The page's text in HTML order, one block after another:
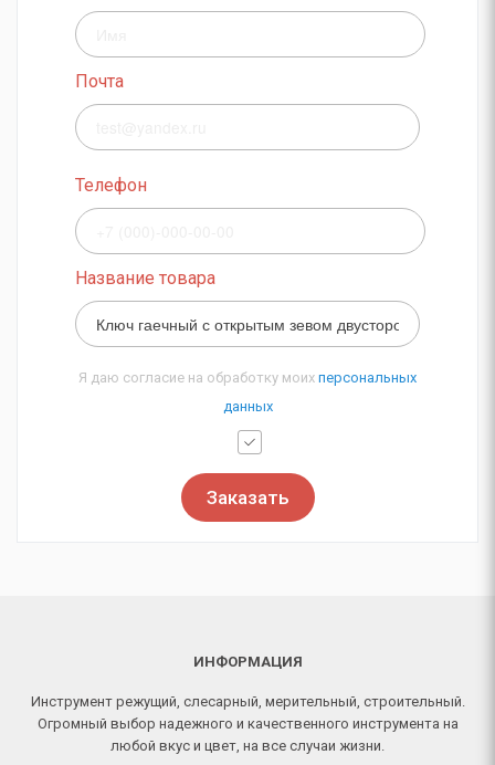
Почта
Телефон
Название товара
Я даю согласие на обработку моих персональных
данных
Заказать
ИНФОРМАЦИЯ
Инструмент режущий, слесарный, мерительный, строительный.
Огромный выбор надежного и качественного инструмента на
любой вкус и цвет, на все случаи жизни.